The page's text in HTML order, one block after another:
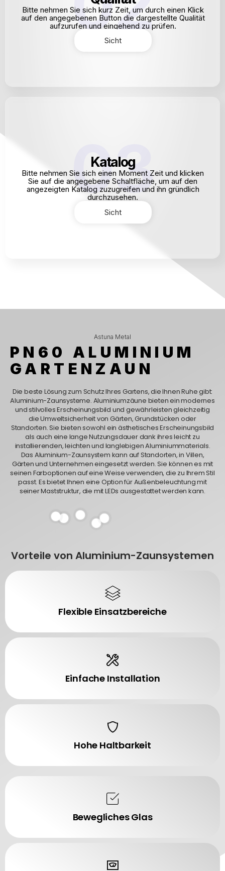
Bitte nehmen Sie sich kurz Zeit, um durch einen Klick
auf den angegebenen Button die dargestellte Qualität
aufzurufen und eingehend zu prüfen.
Sicht
03
Katalog
Bitte nehmen Sie sich einen Moment Zeit und klicken
Sie auf die angegebene Schaltfläche, um auf den
angezeigten Katalog zuzugreifen und ihn gründlich
durchzusehen.
Sicht
Astuna Metal
PN60 ALUMINIUM
GARTENZAUN
Die beste Lösung zum Schutz Ihres Gartens, die Ihnen Ruhe gibt:
Aluminium-Zaunsysteme. Aluminiumzäune bieten ein modernes
und stilvolles Erscheinungsbild und gewährleisten gleichzeitig
die Umweltsicherheit von Gärten, Grundstücken oder
Standorten. Sie bieten sowohl ein ästhetisches Erscheinungsbild
als auch eine lange Nutzungsdauer dank ihres leicht zu
installierenden, leichten und langlebigen Aluminiummaterials.
Das Aluminium-Zaunsystem kann auf Standorten, in Villen,
Gärten und Unternehmen eingesetzt werden. Sie können es mit
seinen Farboptionen auf eine Weise verwenden, die zu Ihrem Stil
passt. Es bietet Ihnen eine Option für Außenbeleuchtung mit
seiner Maststruktur, die mit LEDs ausgestattet werden kann.
Vorteile von Aluminium-Zaunsystemen
Flexible Einsatzbereiche
Einfache Installation
Hohe Haltbarkeit
Bewegliches Glas